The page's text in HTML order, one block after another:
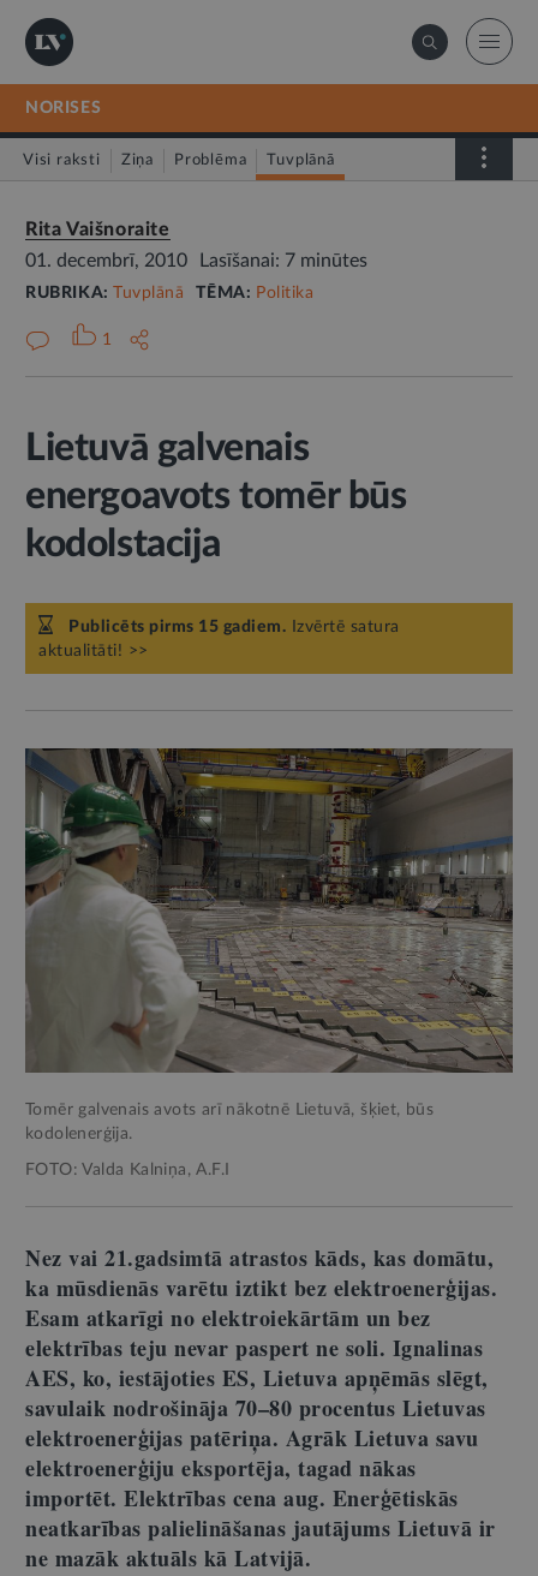
NORISES
Visi raksti Ziņa Problēma Tuvplānā
Rita Vaišnoraite
01. decembrī, 2010
Lasīšanai: 7 minūtes
RUBRIKA: Tuvplānā TĒMA: Politika
1
Lietuvā galvenais
energoavots tomēr būs
kodolstacija
Publicēts pirms 15 gadiem. Izvērtē satura
aktualitāti! >>
Tomēr galvenais avots arī nākotnē Lietuvā, šķiet, būs
kodolenerģija.
FOTO: Valda Kalniņa, A.F.I
Nez vai 21.gadsimtā atrastos kāds, kas domātu,
ka mūsdienās varētu iztikt bez elektroenerģijas.
Esam atkarīgi no elektroiekārtām un bez
elektrības teju nevar paspert ne soli. Ignalinas
AES, ko, iestājoties ES, Lietuva apņēmās slēgt,
savulaik nodrošināja 70–80 procentus Lietuvas
elektroenerģijas patēriņa. Agrāk Lietuva savu
elektroenerģiju eksportēja, tagad nākas
importēt. Elektrības cena aug. Enerģētiskās
neatkarības palielināšanas jautājums Lietuvā ir
ne mazāk aktuāls kā Latvijā.